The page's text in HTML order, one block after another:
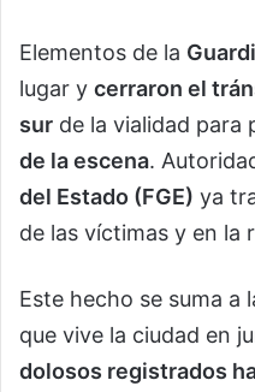
Elementos de la
lugar y cerraron el
sur de la vialidad para
de la escena.
del Estado (FGE) ya
de las víctimas y en la
Este hecho se suma a
que vive la ciudad en
dolosos registrados